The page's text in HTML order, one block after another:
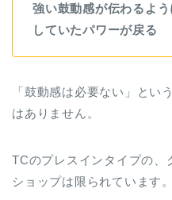
強い鼓動感が伝わるよ
していたパワーが戻る
「鼓動感は必要ない」とい
はありません。
TCのプレスインタイプの、
ショップは限られています。